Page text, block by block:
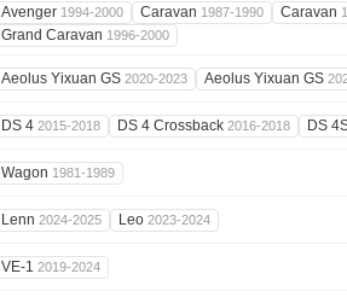
Avenger 1994-2000 Caravan 1987-1990 Caravan
Grand Caravan 1996-2000
Aeolus Yixuan GS 2020-2023 Aeolus Yixuan GS
DS 4 2015-2018 DS 4 Crossback 2016-2018 DS
Wagon 1981-1989
Lenn 2024-2025 Leo 2023-2024
VE-1 2019-2024